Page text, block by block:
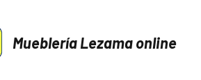
Mueblería Lezama online